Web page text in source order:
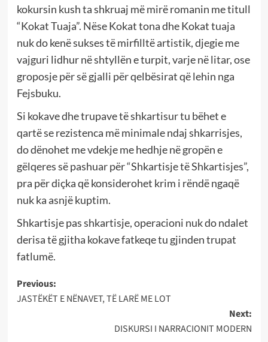
kokursin kush ta shkruaj më mirë romanin me titull
“Kokat Tuaja”. Nëse Kokat tona dhe Kokat tuaja
nuk do kenë sukses të mirfilltë artistik, djegie me
vajguri lidhur në shtyllën e turpit, varje në litar, ose
groposje për së gjalli për qelbësirat që lehin nga
Fejsbuku.
Si kokave dhe trupave të shkartisur tu bëhet e
qartë se rezistenca më minimale ndaj shkarrisjes,
do dënohet me vdekje me hedhje në gropën e
gëlqeres së pashuar për “Shkartisje të Shkartisjes”,
pra për diçka që konsiderohet krim i rëndë ngaqë
nuk ka asnjë kuptim.
Shkartisje pas shkartisje, operacioni nuk do ndalet
derisa të gjitha kokave fatkeqe tu gjinden trupat
fatlumë.
Post
navigation
Previous:
JASTËKËT E NËNAVET, TË LARË ME LOT
Next:
DISKURSI I NARRACIONIT MODERN